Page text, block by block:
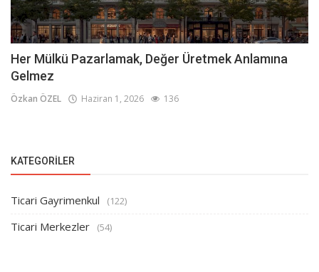
Her Mülkü Pazarlamak, Değer Üretmek Anlamına
Gelmez
Özkan ÖZEL Haziran 1, 2026 136
KATEGORILER
Ticari Gayrimenkul (122)
Ticari Merkezler (54)